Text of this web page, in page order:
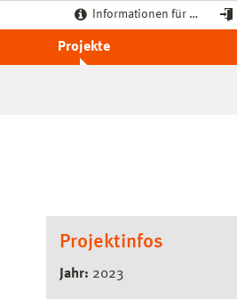
Informationen für …
Projekte
Projektinfos
Jahr: 2023